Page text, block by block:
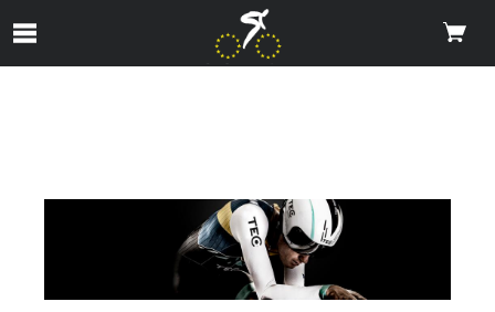
Skip to Main Content